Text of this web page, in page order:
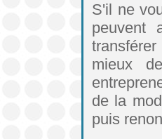
S'il ne
peuvent
mieux
de la
puis